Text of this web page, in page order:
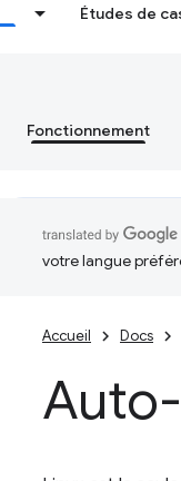
Études de
Fonctionnement
votre langue
Accueil Docs